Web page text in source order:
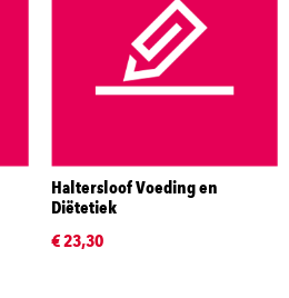
Haltersloof Voeding en
Diëtetiek
€ 23,30